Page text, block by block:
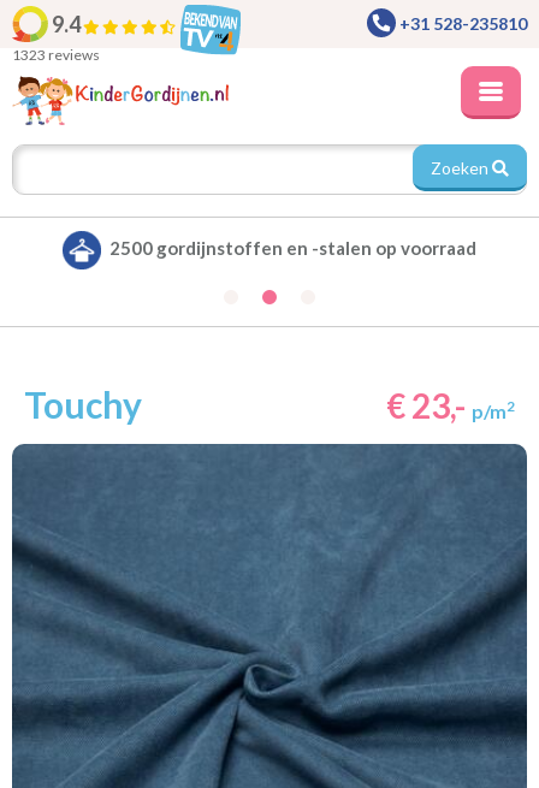
9.4
1323 reviews
+31 528-235810
Zoeken
Alle gordijnen verduisterend leverbaar
Touchy € 23,- p/m2